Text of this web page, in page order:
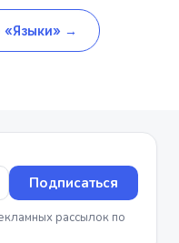
«Языки» →
Подписаться
рассылок по